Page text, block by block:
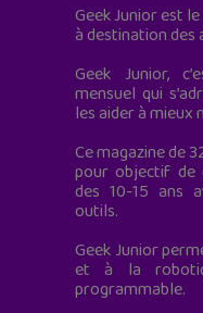
Geek Junior est
à destination des
Geek Junior,
mensuel qui
les aider à
Ce magazine de
pour objectif de
des 10-15 ans
outils.
Geek Junior
et à la
programmable.